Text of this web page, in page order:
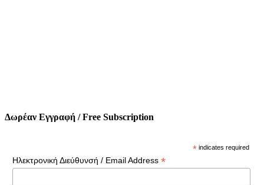
Δωρέαν Εγγραφή / Free Subscription
* indicates required
Ηλεκτρονική Διεύθυνσή / Email Address *